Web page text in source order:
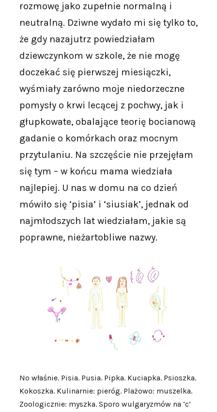
rozmowę jako zupełnie normalną i
neutralną. Dziwne wydało mi się tylko to,
że gdy nazajutrz powiedziałam
dziewczynkom w szkole, że nie mogę
doczekać się pierwszej miesiączki,
wyśmiały zarówno moje niedorzeczne
pomysły o krwi lecącej z pochwy, jak i
głupkowate, obalające teorię bocianową
gadanie o komórkach oraz mocnym
przytulaniu. Na szczęście nie przejęłam
się tym – w końcu mama wiedziała
najlepiej. U nas w domu na co dzień
mówiło się ‘pisia’ i ‘siusiak’, jednak od
najmłodszych lat wiedziałam, jakie są
poprawne, nieżartobliwe nazwy.
No właśnie. Pisia. Pusia. Pipka. Kuciapka. Psioszka.
Kokoszka. Kulinarnie: pieróg. Plażowo: muszelka.
Zoologicznie: myszka. Sporo wulgaryzmów na ‘c’